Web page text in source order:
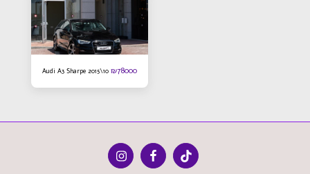
Audi A3 Sharpe 2015\10 ₪78000